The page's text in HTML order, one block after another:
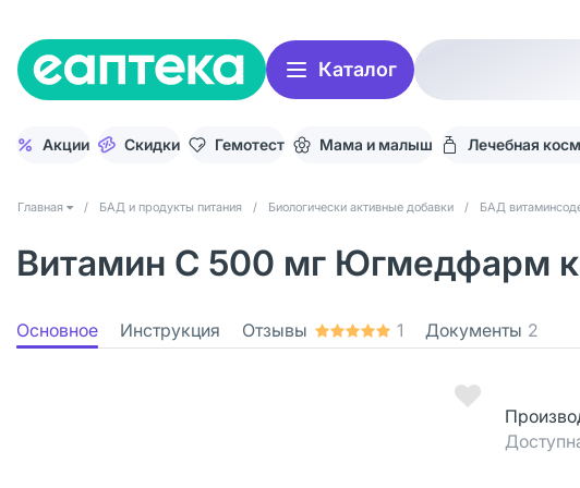
Каталог
Акции Скидки Гемотест Мама и малыш Лечебная
Главная / БАД и продукты питания / Биологически активные добавки / БАД
Витамин С 500 мг Югмедфарм
Основное Инструкция Отзывы 1 Документы 2